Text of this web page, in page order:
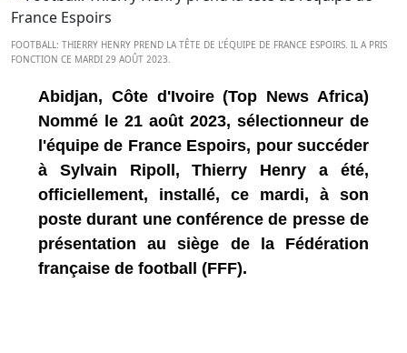
FOOTBALL: THIERRY HENRY PREND LA TÊTE DE L’ÉQUIPE DE FRANCE ESPOIRS. IL A PRIS
FONCTION CE MARDI 29 AOÛT 2023.
Abidjan, Côte d'Ivoire (Top News Africa)
Nommé le 21 août 2023, sélectionneur de
l'équipe de France Espoirs, pour succéder
à Sylvain Ripoll, Thierry Henry a été,
officiellement, installé, ce mardi, à son
poste durant une conférence de presse de
présentation au siège de la Fédération
française de football (FFF).